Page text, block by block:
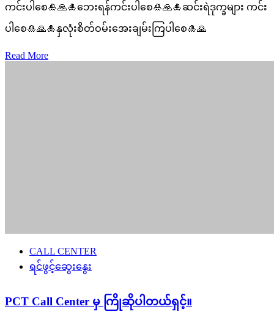
ကင်းပါစေ🎍🙏🎍ဘေးရန်ကင်းပါစေ🎍🙏🎍ဆင်းရဲဒုက္ခများ ကင်း
ပါစေ🎍🙏🎍နှလုံးစိတ်ဝမ်းအေးချမ်းကြပါစေ🎍🙏
Read More
CALL CENTER
ရင်ဖွင့်ဆွေးနွေး
PCT Call Center မှ ကြိုဆိုပါတယ်ရှင့်။